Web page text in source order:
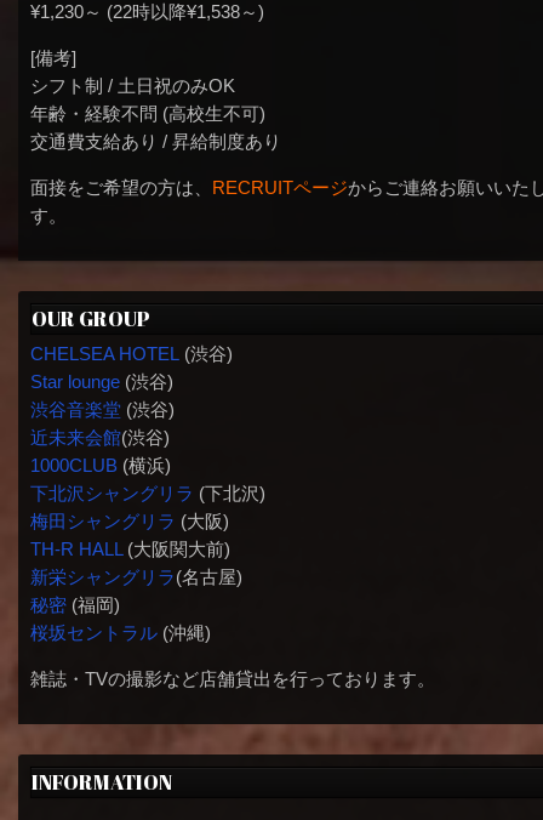
¥1,230～ (22時以降¥1,538～)
[備考]
シフト制 / 土日祝のみOK
年齢・経験不問 (高校生不可)
交通費支給あり / 昇給制度あり
面接をご希望の方は、 RECRUITページからご連絡お願いいた
す。
OUR GROUP
CHELSEA HOTEL (渋谷)
Star lounge(渋谷)
渋谷音楽堂(渋谷)
近未来会館(渋谷)
1000CLUB(横浜)
下北沢シャングリラ (下北沢)
梅田シャングリラ (大阪)
TH-R HALL(大阪関大前)
新栄シャングリラ(名古屋)
秘密(福岡)
桜坂セントラル(沖縄)
雑誌・TVの撮影など店舗貸出を行っております。
INFORMATION